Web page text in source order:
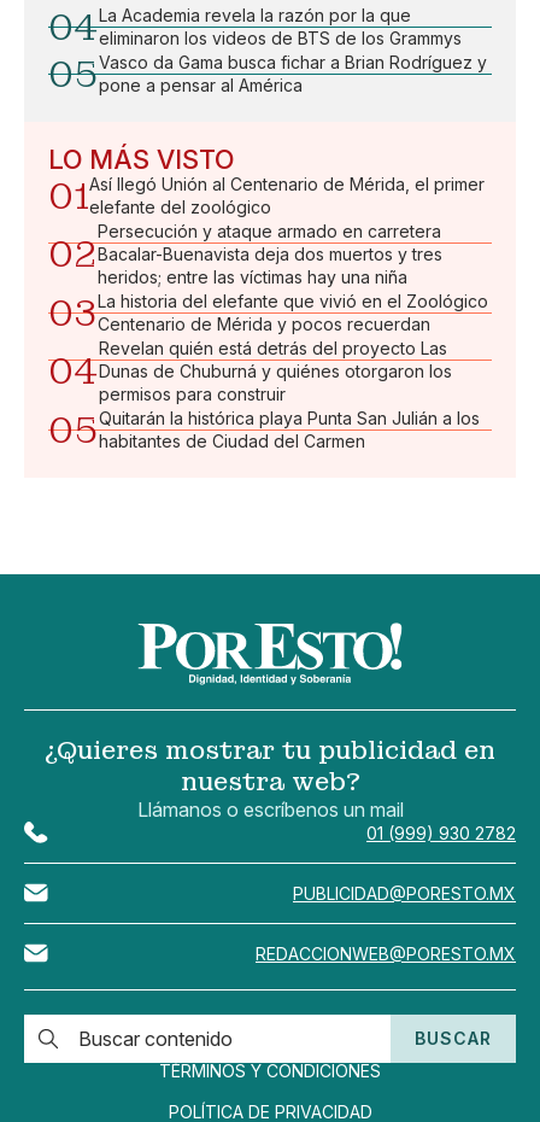
04La Academia revela la razón por la que
eliminaron los videos de BTS de los Grammys
05Vasco da Gama busca fichar a Brian Rodríguez y
pone a pensar al América
LO MÁS VISTO
01Así llegó Unión al Centenario de Mérida, el primer
elefante del zoológico
02
Persecución y ataque armado en carretera
Bacalar-Buenavista deja dos muertos y tres
heridos; entre las víctimas hay una niña
03La historia del elefante que vivió en el Zoológico
Centenario de Mérida y pocos recuerdan
04
Revelan quién está detrás del proyecto Las
Dunas de Chuburná y quiénes otorgaron los
permisos para construir
05Quitarán la histórica playa Punta San Julián a los
habitantes de Ciudad del Carmen
¿Quieres mostrar tu publicidad en
nuestra web?
Llámanos o escríbenos un mail
01 (999) 930 2782
PUBLICIDAD@PORESTO.MX
REDACCIONWEB@PORESTO.MX
BUSCAR
TÉRMINOS Y CONDICIONES
POLÍTICA DE PRIVACIDAD